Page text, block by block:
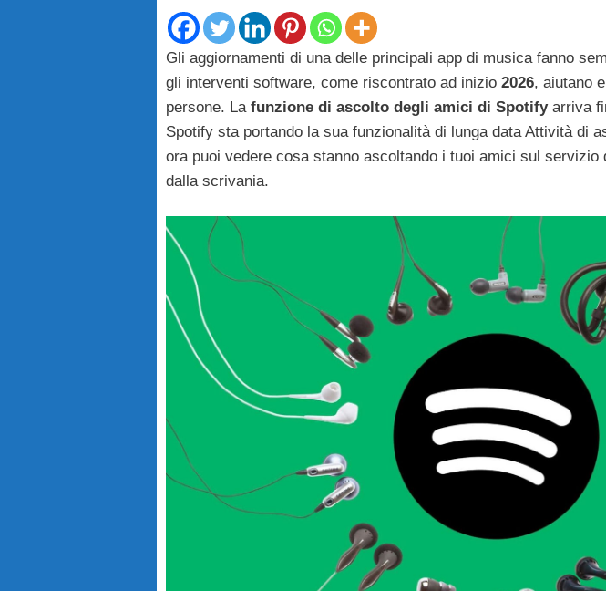
Gli aggiornamenti di una delle principali app di musica fanno
gli interventi software, come riscontrato ad inizio 2026, aiutano
persone. La funzione di ascolto degli amici di Spotifyarriva
Spotify sta portando la sua funzionalità di lunga data Attività di
ora puoi vedere cosa stanno ascoltando i tuoi amici sul servizio
dalla scrivania.